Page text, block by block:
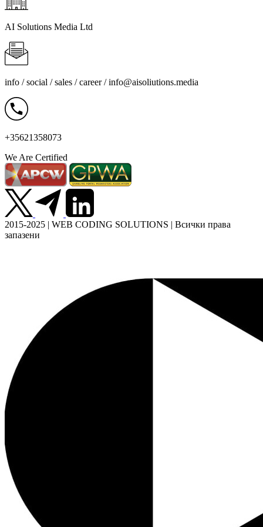
AI Solutions Media Ltd
info / social / sales / career /info@aisoliutions.media
+35621358073
We Are Certified
2015-2025 | WEB CODING SOLUTIONS | Всички права
запазени